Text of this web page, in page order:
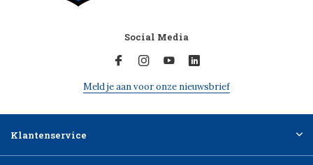
Social Media
Meld je aan voor onze nieuwsbrief
Klantenservice